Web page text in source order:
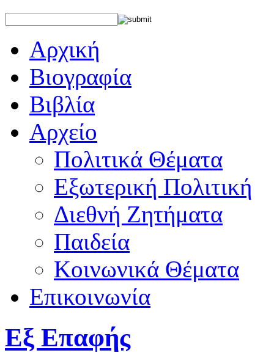
Αρχική
Βιογραφία
Βιβλία
Αρχείο
Πολιτικά Θέματα
Εξωτερική Πολιτική
Διεθνή Ζητήματα
Παιδεία
Κοινωνικά Θέματα
Επικοινωνία
Εξ Επαφής